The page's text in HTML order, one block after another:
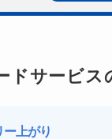
ドサービス
ー上がり